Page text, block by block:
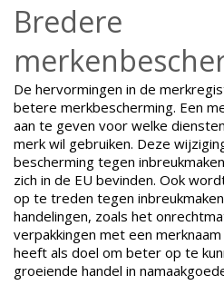
Bredere
De hervormingen in de
betere merkbescherming. Een
aan te geven voor welke
merk wil gebruiken. Deze
bescherming tegen
zich in de EU bevinden. Ook
op te treden tegen
handelingen, zoals het
verpakkingen met een
heeft als doel om beter op te
groeiende handel in